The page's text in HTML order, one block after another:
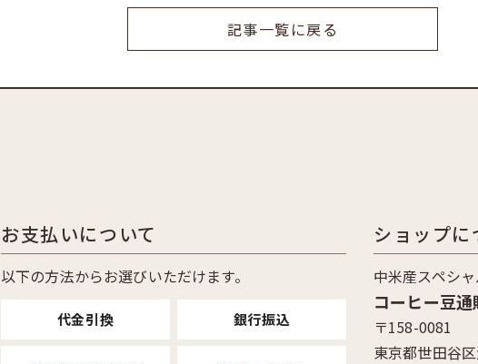
記事一覧に戻る
お支払いについて
以下の方法からお選びいただけます。
代金引換 銀行振込
ショップに
中米産スペシ
コーヒー豆
〒158-0081
東京都世田谷